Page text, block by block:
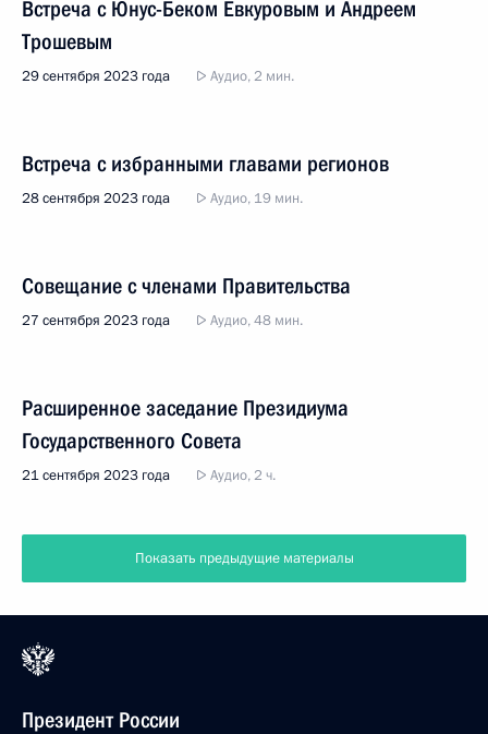
Встреча с Юнус-Беком Евкуровым и Андреем
Трошевым
29 сентября 2023 года Аудио, 2 мин.
Встреча с избранными главами регионов
28 сентября 2023 года Аудио, 19 мин.
Совещание с членами Правительства
27 сентября 2023 года Аудио, 48 мин.
Расширенное заседание Президиума
Государственного Совета
21 сентября 2023 года Аудио, 2 ч.
Показать предыдущие материалы
Президент России